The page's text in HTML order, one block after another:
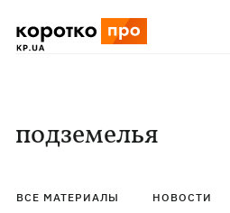
подземелья
ВСЕ МАТЕРИАЛЫ НОВОСТИ